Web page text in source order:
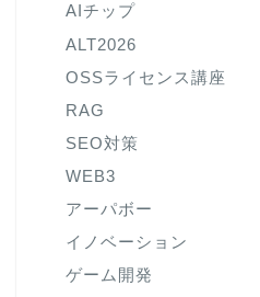
AIチップ
ALT2026
OSSライセンス講座
RAG
SEO対策
WEB3
アーパボー
イノベーション
ゲーム開発